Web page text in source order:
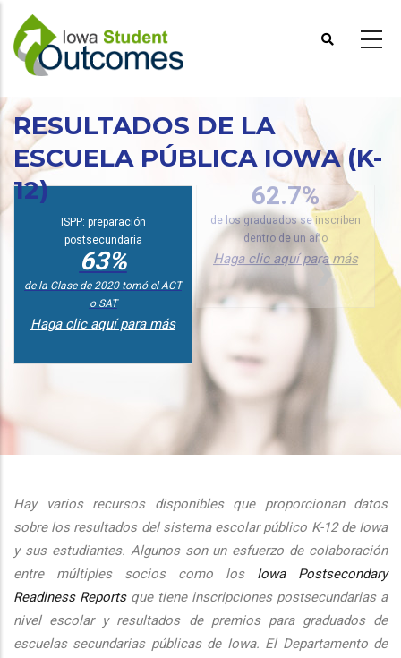
Pasar
contenido
principal
actions
RESULTADOS DE LA
ESCUELA PÚBLICA IOWA (K-
12)
ISPP: preparación
postsecundaria
63%
de la Clase de 2020 tomó el ACT
o SAT
Haga clic aquí para más
PRR: inscripción por demografía
62.7%
de los graduados se inscriben
dentro de un año
Haga clic aquí para más
Hay varios recursos disponibles que proporcionan datos
sobre los resultados del sistema escolar público K-12 de Iowa
y sus estudiantes. Algunos son un esfuerzo de colaboración
entre múltiples socios como los Iowa Postsecondary
Readiness Reportsque tiene inscripciones postsecundarias a
nivel escolar y resultados de premios para graduados de
escuelas secundarias públicas de Iowa. El Departamento de